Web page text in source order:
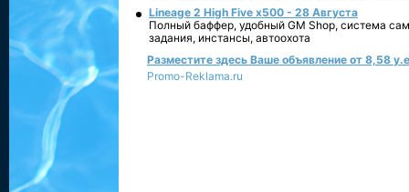
Lineage 2 High Five x500 - 28 Августа
Полный баффер, удобный GM Shop, система
задания, инстансы, автоохота
Разместите здесь Ваше объявление от 8,58
Promo-Reklama.ru